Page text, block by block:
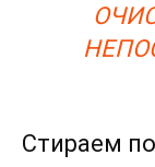
Стираем